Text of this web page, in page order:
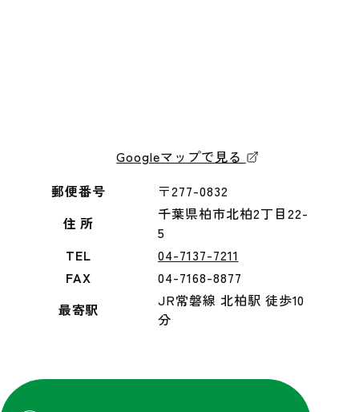
Googleマップで見る
郵便番号
〒277-0832
住 所
千葉県柏市北柏2丁目22-
5
TEL
04-7137-7211
FAX
04-7168-8877
最寄駅
JR常磐線 北柏駅 徒歩10
分